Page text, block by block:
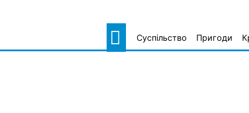
Суспільство Пригоди